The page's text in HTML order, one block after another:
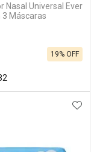
Nasal Universal Ever
3 Máscaras
19% OFF
FAVORITOS